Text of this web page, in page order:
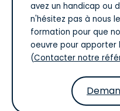
avez un handicap ou
n'hésitez pas à nous
formation pour que
oeuvre pour
(Contacter notre